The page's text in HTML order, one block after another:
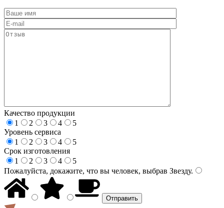
Качество продукции
1
2 3 4
5
Уровень сервиса
1
2 3 4
5
Срок изготовления
1
2 3 4
5
Пожалуйста, докажите, что вы человек, выбрав Звезду.